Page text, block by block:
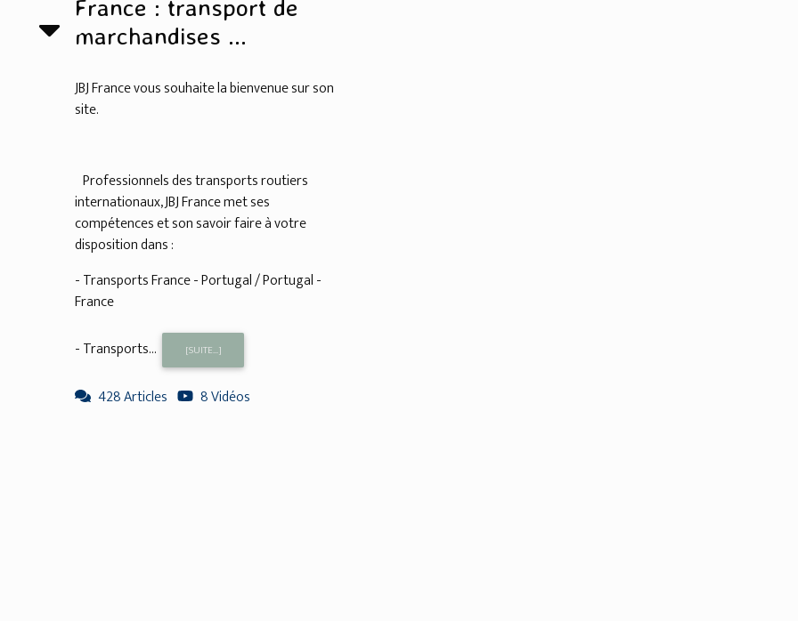
France : transport de
marchandises ...
JBJ France vous souhaite la bienvenue sur son
site.
Professionnels des transports routiers
internationaux, JBJ France met ses
compétences et son savoir faire à votre
disposition dans :
- Transports France - Portugal / Portugal -
France
- Transports...
[SUITE...]
428 Articles 8 Vidéos